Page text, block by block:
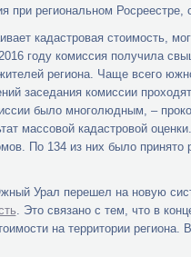
при региональном
кадастровая стоимость,
году комиссия получила
региона. Чаще всего
заседания комиссии
было многолюдным, –
массовой кадастровой
По 134 из них было принято
Урал перешел на новую
. Это связано с тем, что в
на территории региона.